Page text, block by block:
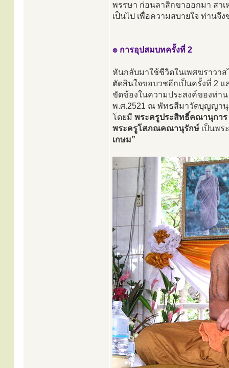
พรรษา ก่อนลาสิกขาออกมา สา
เป็นไป เพื่อความสบายใจ ท่านจึ
๏ การอุปสมบทครั้งที่ 2
หันกลับมาใช้ชีวิตในเพศฆราวา
ตัดสินใจขอบวชอีกเป็นครั้งที่ 2
ขัดข้องในความประสงค์ของท่า
พ.ศ.2521 ณ พัทธสีมาวัดบุญญานุ
โดยมี พระครูประสิทธิ์คณานุการ
พระครูโสภณคณานุรักษ์ เป็นพร
เกษม”